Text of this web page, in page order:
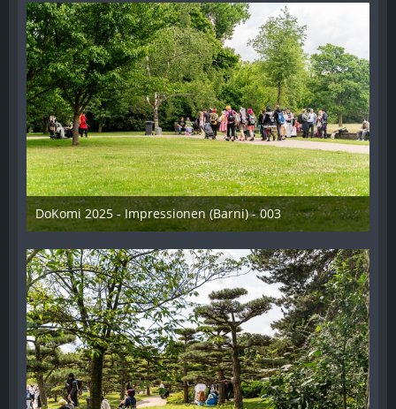
DoKomi 2025 - Impressionen (Barni) - 003
16. Juli 2025